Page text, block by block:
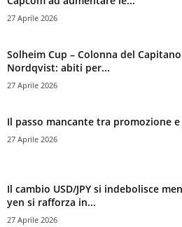
27 Aprile 2026
Solheim Cup – Colonna del
Nordqvist: abiti per...
27 Aprile 2026
Il passo mancante tra promozione
27 Aprile 2026
Il cambio USD/JPY si indebolisce
yen si rafforza in...
27 Aprile 2026